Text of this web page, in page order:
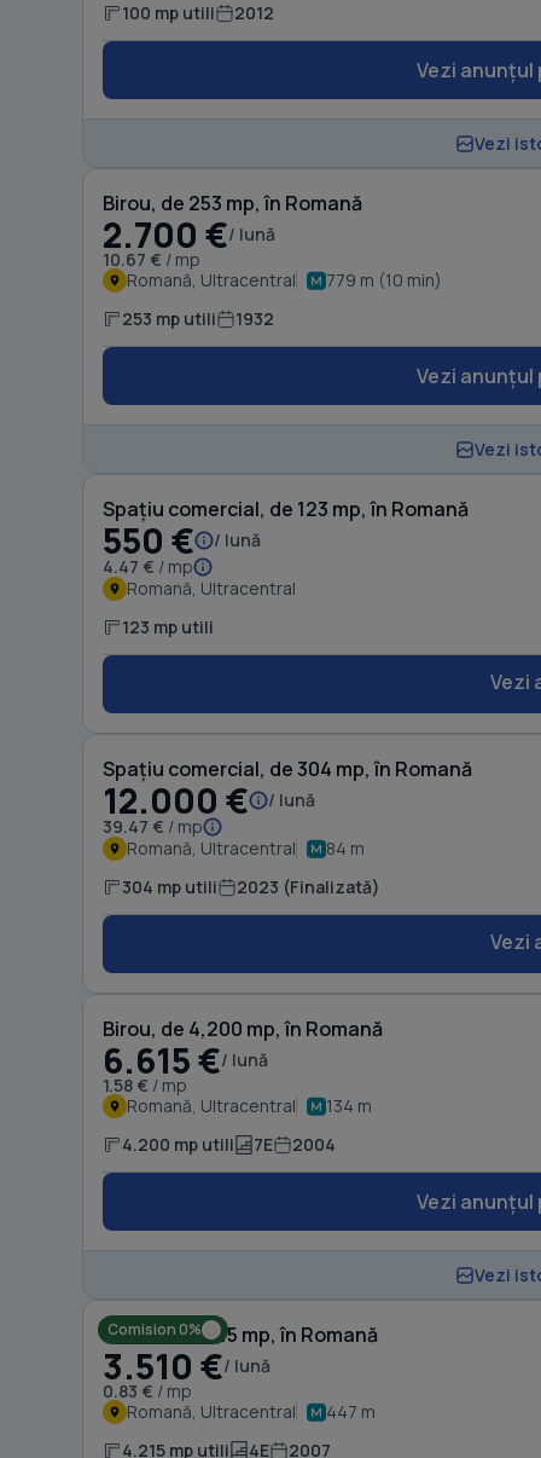
100 mp utili 2012
Vezi anunțul
Vezi
Birou, de 253 mp, în Romană
2.700 €/ lună
10.67 € / mp
Romană, Ultracentral 779 m (10 min)
253 mp utili 1932
Vezi anunțul
Vezi
Spațiu comercial, de 123 mp, în Romană
550 €
/ lună
4.47 € / mp
Romană, Ultracentral
123 mp utili
Vezi
Spațiu comercial, de 304 mp, în Romană
12.000 €
/ lună
39.47 € / mp
Romană, Ultracentral 84 m
304 mp utili 2023 (Finalizată)
Vezi
Birou, de 4,200 mp, în Romană
6.615 €/ lună
1.58 € / mp
Romană, Ultracentral 134 m
4.200 mp utili 7E 2004
Vezi anunțul
Vezi
Comision 0%
Birou, de 4,215 mp, în Romană
3.510 €/ lună
0.83 € / mp
Romană, Ultracentral 447 m
4.215 mp utili 4E 2007